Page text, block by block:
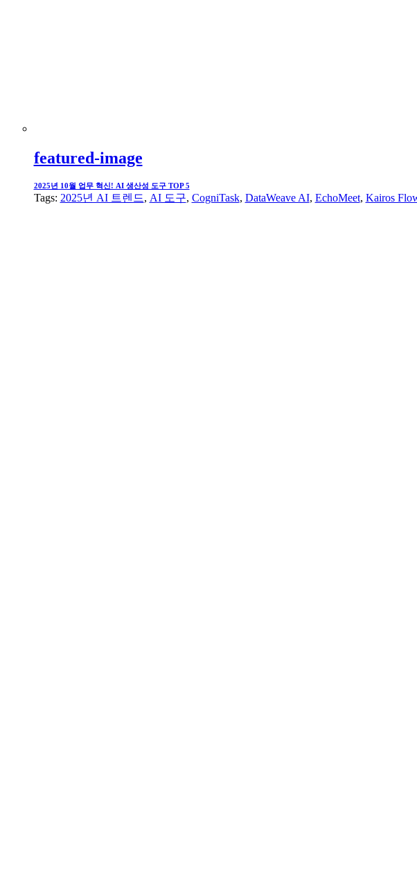
featured-image
2025년 10월 업무 혁신! AI 생산성 도구 TOP 5
Tags: 2025년 AI 트렌드, AI 도구, CogniTask, DataWeave AI, EchoMeet, Kairos